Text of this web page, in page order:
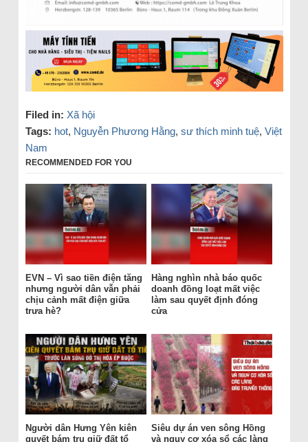
Filed in: Xã hội
Tags: hot, Nguyễn Phương Hằng, sư thích minh tuệ, Việt
Nam
RECOMMENDED FOR YOU
EVN – Vì sao tiền điện tăng
nhưng người dân vẫn phải
chịu cảnh mất điện giữa
trưa hè?
Hàng nghìn nhà báo quốc
doanh đồng loạt mất việc
làm sau quyết định đóng
cửa
Người dân Hưng Yên kiên
quyết bám trụ giữ đất tổ
Siêu dự án ven sông Hồng
và nguy cơ xóa sổ các làng